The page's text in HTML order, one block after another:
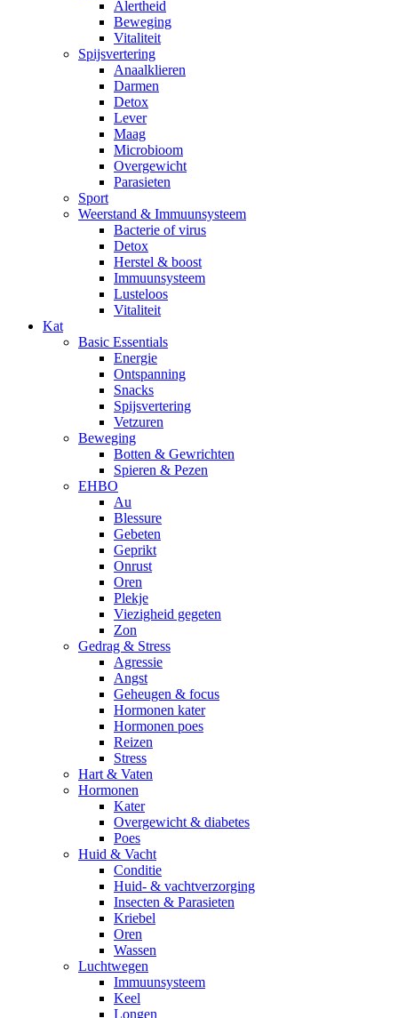
Alertheid
Beweging
Vitaliteit
Spijsvertering
Anaalklieren
Darmen
Detox
Lever
Maag
Microbioom
Overgewicht
Parasieten
Sport
Weerstand & Immuunsysteem
Bacterie of virus
Detox
Herstel & boost
Immuunsysteem
Lusteloos
Vitaliteit
Kat
Basic Essentials
Energie
Ontspanning
Snacks
Spijsvertering
Vetzuren
Beweging
Botten & Gewrichten
Spieren & Pezen
EHBO
Au
Blessure
Gebeten
Geprikt
Onrust
Oren
Plekje
Viezigheid gegeten
Zon
Gedrag & Stress
Agressie
Angst
Geheugen & focus
Hormonen kater
Hormonen poes
Reizen
Stress
Hart & Vaten
Hormonen
Kater
Overgewicht & diabetes
Poes
Huid & Vacht
Conditie
Huid- & vachtverzorging
Insecten & Parasieten
Kriebel
Oren
Wassen
Luchtwegen
Immuunsysteem
Keel
Longen